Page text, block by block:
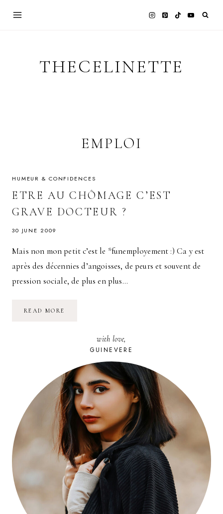
THECELINETTE
EMPLOI
HUMEUR & CONFIDENCES
ETRE AU CHÔMAGE C’EST
GRAVE DOCTEUR ?
30 JUNE 2009
Mais non mon petit c’est le *funemployement :) Ca y est
après des décennies d’angoisses, de peurs et souvent de
pression sociale, de plus en plus…
READ MORE
with love,
GUINEVERE